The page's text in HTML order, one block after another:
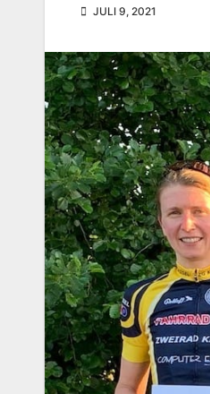
JULI 9, 2021